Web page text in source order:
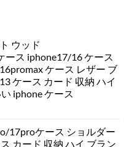
ウッド
ース iphone17/16 ケース
ケース レザー ブ
ケース カード 収納 ハイ
iphone ケース
17proケース ショルダー
カード 収納 ハイ ブラン